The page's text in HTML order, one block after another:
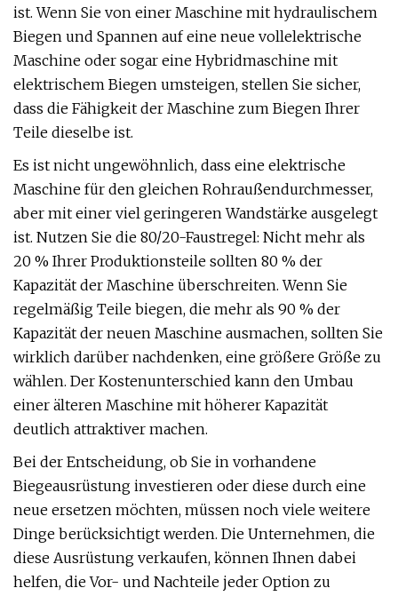
ist. Wenn Sie von einer Maschine mit hydraulischem
Biegen und Spannen auf eine neue vollelektrische
Maschine oder sogar eine Hybridmaschine mit
elektrischem Biegen umsteigen, stellen Sie sicher,
dass die Fähigkeit der Maschine zum Biegen Ihrer
Teile dieselbe ist.
Es ist nicht ungewöhnlich, dass eine elektrische
Maschine für den gleichen Rohraußendurchmesser,
aber mit einer viel geringeren Wandstärke ausgelegt
ist. Nutzen Sie die 80/20-Faustregel: Nicht mehr als
20 % Ihrer Produktionsteile sollten 80 % der
Kapazität der Maschine überschreiten. Wenn Sie
regelmäßig Teile biegen, die mehr als 90 % der
Kapazität der neuen Maschine ausmachen, sollten Sie
wirklich darüber nachdenken, eine größere Größe zu
wählen. Der Kostenunterschied kann den Umbau
einer älteren Maschine mit höherer Kapazität
deutlich attraktiver machen.
Bei der Entscheidung, ob Sie in vorhandene
Biegeausrüstung investieren oder diese durch eine
neue ersetzen möchten, müssen noch viele weitere
Dinge berücksichtigt werden. Die Unternehmen, die
diese Ausrüstung verkaufen, können Ihnen dabei
helfen, die Vor- und Nachteile jeder Option zu